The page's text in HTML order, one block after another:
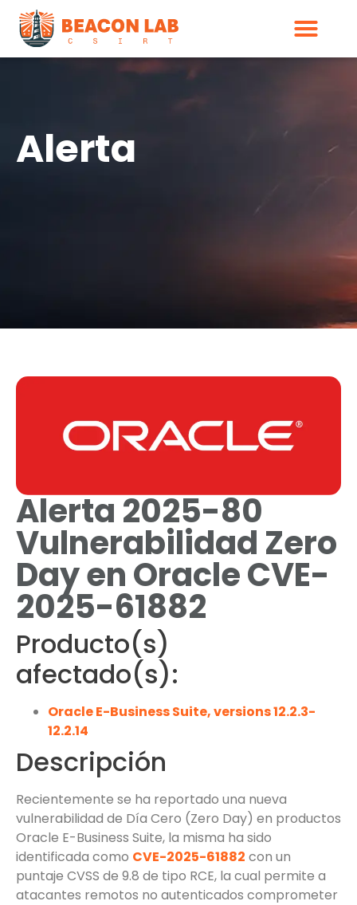
Alerta
Alerta 2025-80
Vulnerabilidad Zero
Day en Oracle CVE-
2025-61882
Producto(s)
afectado(s):
Oracle E-Business Suite, versions 12.2.3-
12.2.14
Descripción
Recientemente se ha reportado una nueva
vulnerabilidad de Día Cero (Zero Day) en productos
Oracle E-Business Suite, la misma ha sido
identificada como CVE-2025-61882 con un
puntaje CVSS de 9.8 de tipo RCE, la cual permite a
atacantes remotos no autenticados comprometer